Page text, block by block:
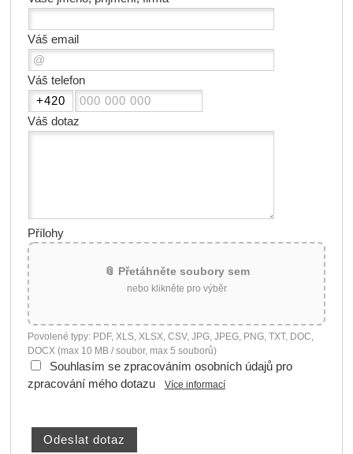
Váš email
Váš telefon
Váš dotaz
Přílohy
📎 Přetáhněte soubory sem
nebo klikněte pro výběr
Povolené typy: PDF, XLS, XLSX, CSV, JPG, JPEG, PNG, TXT, DOC,
DOCX (max 10 MB / soubor, max 5 souborů)
Souhlasím se zpracováním osobních údajů pro
zpracování mého dotazu
Více informací